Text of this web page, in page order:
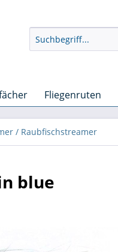
Fliegenruten
/ Raubfischstreamer
blue